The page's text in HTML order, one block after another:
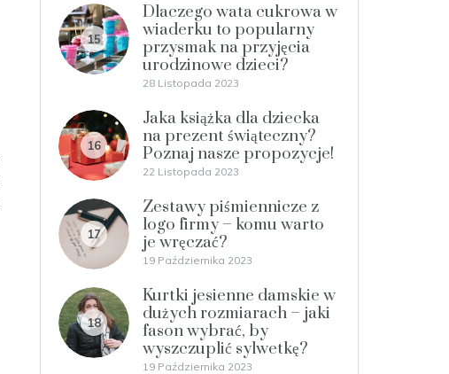
15
Dlaczego wata cukrowa w
wiaderku to popularny
przysmak na przyjęcia
urodzinowe dzieci?
28 Listopada 2023
16
Jaka książka dla dziecka
na prezent świąteczny?
Poznaj nasze propozycje!
22 Listopada 2023
17
Zestawy piśmiennicze z
logo firmy – komu warto
je wręczać?
19 Października 2023
18
Kurtki jesienne damskie w
dużych rozmiarach – jaki
fason wybrać, by
wyszczuplić sylwetkę?
19 Października 2023